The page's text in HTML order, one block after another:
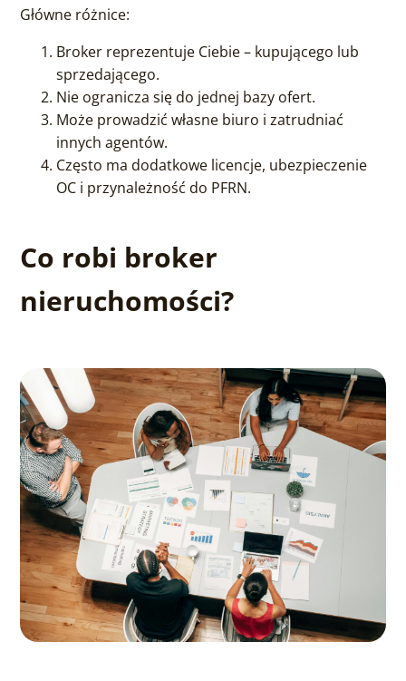
Główne różnice:
Broker reprezentuje Ciebie – kupującego lub
sprzedającego.
Nie ogranicza się do jednej bazy ofert.
Może prowadzić własne biuro i zatrudniać
innych agentów.
Często ma dodatkowe licencje, ubezpieczenie
OC i przynależność do PFRN.
Co robi broker
nieruchomości?